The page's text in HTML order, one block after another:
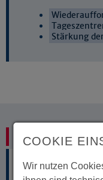
Stärkung
COOKIE
Wir nutzen